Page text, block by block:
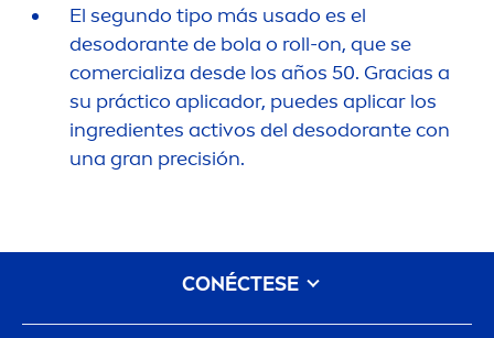
El segundo tipo más usado es el
desodorante de bola o roll-on, que se
comercializa desde los años 50. Gracias a
su práctico aplicador, puedes aplicar los
ingredientes activos del desodorante con
una gran precisión.
CONÉCTESE